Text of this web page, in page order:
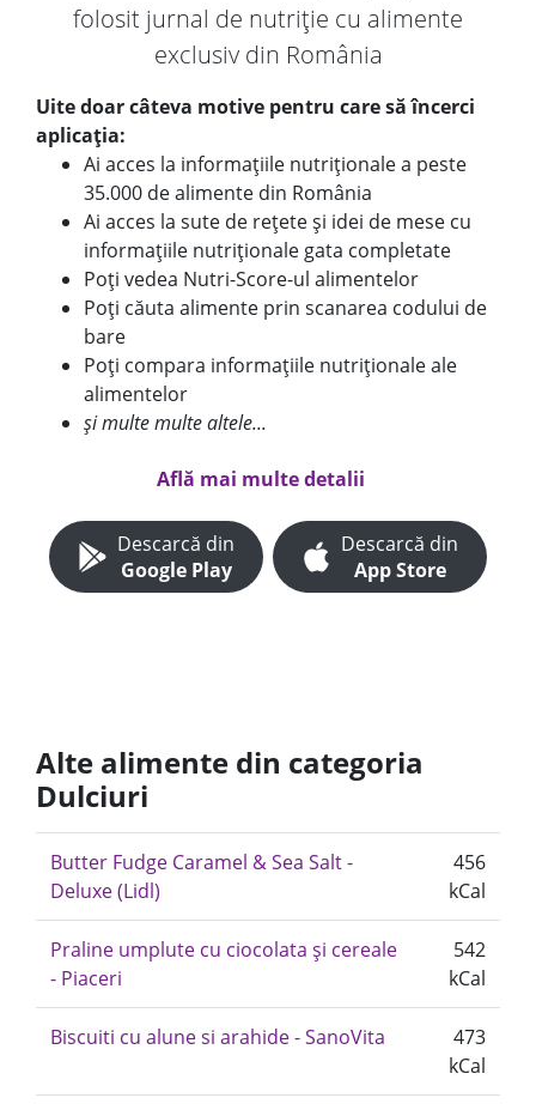
folosit jurnal de nutriție cu alimente
exclusiv din România
Uite doar câteva motive pentru care să încerci
aplicația:
Ai acces la informațiile nutriționale a peste
35.000 de alimente din România
Ai acces la sute de rețete și idei de mese cu
informațiile nutriționale gata completate
Poți vedea Nutri-Score-ul alimentelor
Poți căuta alimente prin scanarea codului de
bare
Poți compara informațiile nutriționale ale
alimentelor
și multe multe altele...
Află mai multe detalii
Descarcă din
Google Play
Descarcă din
App Store
Alte alimente din categoria
Dulciuri
Butter Fudge Caramel & Sea Salt -
Deluxe (Lidl)
456
kCal
Praline umplute cu ciocolata și cereale
- Piaceri
542
kCal
Biscuiti cu alune si arahide - SanoVita
473
kCal